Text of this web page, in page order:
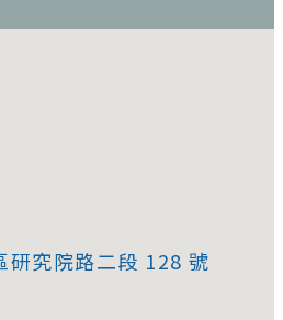
研究院路二段 128 號